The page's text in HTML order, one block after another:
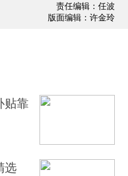
责任编辑：任波
版面编辑：许金玲
贴靠
选